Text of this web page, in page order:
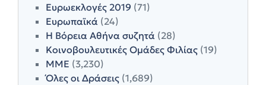
Ευρωεκλογές 2019 (71)
Ευρωπαϊκά (24)
Η Βόρεια Αθήνα συζητά (28)
Κοινοβουλευτικές Ομάδες Φιλίας (19)
ΜΜΕ (3,230)
Όλες οι Δράσεις (1,689)